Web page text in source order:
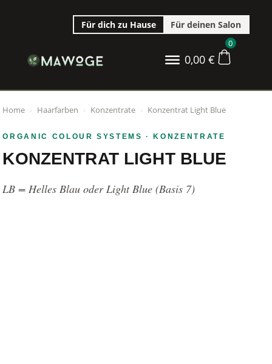
Für dich zu Hause Für deinen Salon
0,00 €
0
Home › Haarfarben › Konzentrate › Konzentrat Light Blue
ORGANIC COLOUR SYSTEMS · KONZENTRATE
KONZENTRAT LIGHT BLUE
LB = Helles Blau oder Light Blue (Basis 7)